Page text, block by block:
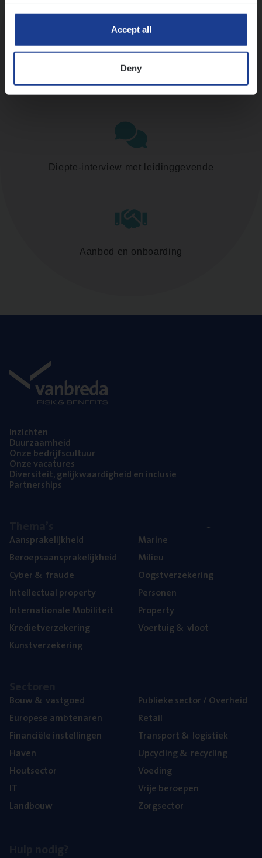
Accept all
Deny
Assessment
Diepte-interview met leidinggevende
Aanbod en onboarding
Inzich­ten
Duur­zaam­heid
Onze bedrijfs­cul­tuur
Onze vaca­tu­res
Diver­si­teit, gelijk­waar­dig­heid en inclusie
Part­ner­ships
Aan­spra­ke­lijk­heid
Beroeps­aan­spra­ke­lijk­heid
Cyber& fraude
Intel­lec­tu­al property
Inter­na­ti­o­na­le Mobiliteit
Kre­diet­ver­ze­ke­ring
Kunst­ver­ze­ke­ring
Mari­ne
Mili­eu
Oogst­ver­ze­ke­ring
Per­so­nen
Pro­per­ty
Voer­tuig& vloot
Bouw& vastgoed
Euro­pe­se ambtenaren
Finan­ci­ë­le instellingen
Haven
Hout­sec­tor
IT
Land­bouw
Publie­ke sec­tor / Overheid
Retail
Trans­port& logistiek
Upcy­cling& recycling
Voe­ding
Vrije beroe­pen
Zorg­sec­tor